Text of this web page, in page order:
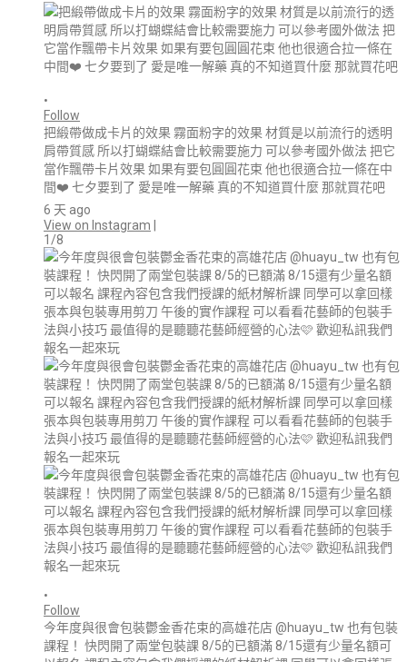
•
Follow
把緞帶做成卡片的效果 霧面粉字的效果 材質是以前流行的透明
肩帶質感 所以打蝴蝶結會比較需要施力 可以參考國外做法 把它
當作飄帶卡片效果 如果有要包圓圓花束 他也很適合拉一條在中
間❤️ 七夕要到了 愛是唯一解藥 真的不知道買什麼 那就買花吧
6 天 ago
View on Instagram
1/8
•
Follow
今年度與很會包裝鬱金香花束的高雄花店 @huayu_tw 也有包裝
課程！ 快閃開了兩堂包裝課 8/5的已額滿 8/15還有少量名額可